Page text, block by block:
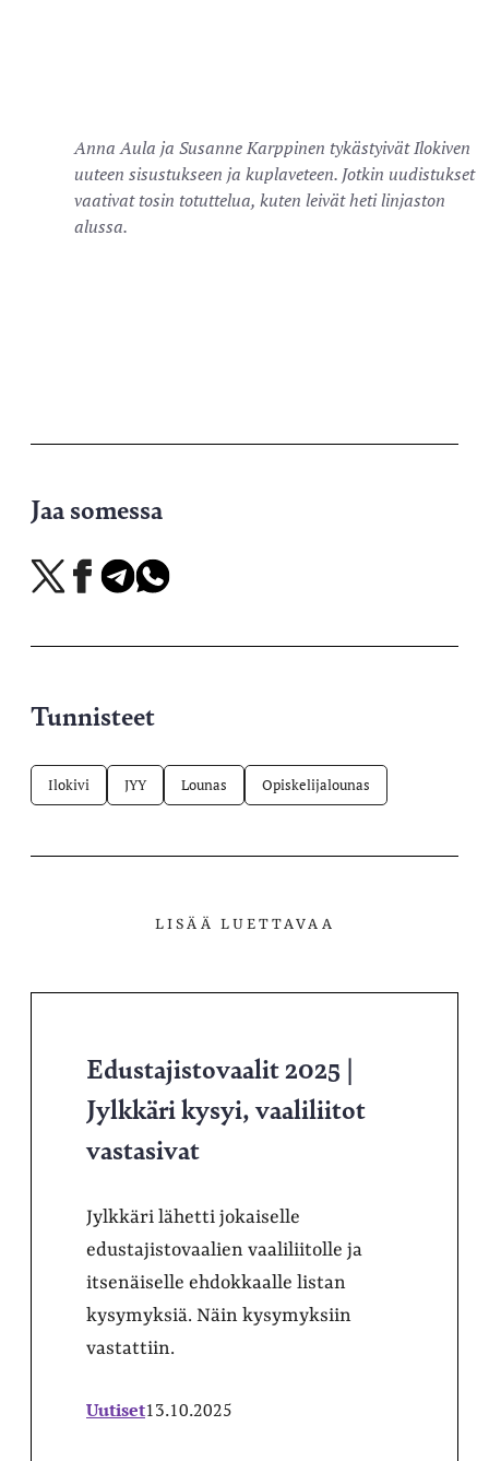
Anna Aula ja Susanne Karppinen tykästyivät Ilokiven
uuteen sisustukseen ja kuplaveteen. Jotkin uudistukset
vaativat tosin totuttelua, kuten leivät heti linjaston
alussa.
Jaa somessa
Jaa
X-
Jaa
Facebookissa
Jaa
Telegramissa
Jaa
WhatsAppissa
Tunnisteet
Ilokivi JYY Lounas Opiskelijalounas
LISÄÄ LUETTAVAA
Edustajistovaalit 2025 |
Jylkkäri kysyi, vaaliliitot
vastasivat
Jylkkäri lähetti jokaiselle
edustajistovaalien vaaliliitolle ja
itsenäiselle ehdokkaalle listan
kysymyksiä. Näin kysymyksiin
vastattiin.
Uutiset13.10.2025